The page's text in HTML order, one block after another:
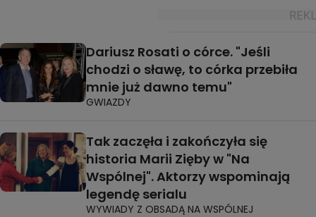
Dariusz Rosati o córce. "Jeśli
chodzi o sławę, to córka przebiła
mnie już dawno temu"
GWIAZDY
Tak zaczęła i zakończyła się
historia Marii Zięby w "Na
Wspólnej". Aktorzy wspominają
legendę serialu
WYWIADY Z OBSADĄ NA WSPÓLNEJ